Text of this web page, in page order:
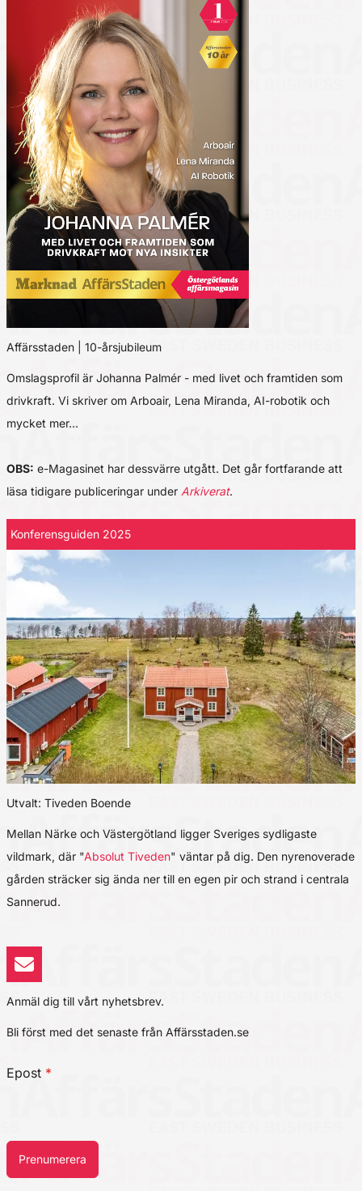
Affärsstaden | 10-årsjubileum
Omslagsprofil är Johanna Palmér - med livet och framtiden som
drivkraft. Vi skriver om Arboair, Lena Miranda, AI-robotik och
mycket mer…
OBS: e-Magasinet har dessvärre utgått. Det går fortfarande att
läsa tidigare publiceringar under Arkiverat.
Konferensguiden 2025
Utvalt: Tiveden Boende
Mellan Närke och Västergötland ligger Sveriges sydligaste
vildmark, där "Absolut Tiveden" väntar på dig. Den nyrenoverade
gården sträcker sig ända ner till en egen pir och strand i centrala
Sannerud.
Anmäl dig till vårt nyhetsbrev.
Bli först med det senaste från Affärsstaden.se
Epost *
Prenumerera